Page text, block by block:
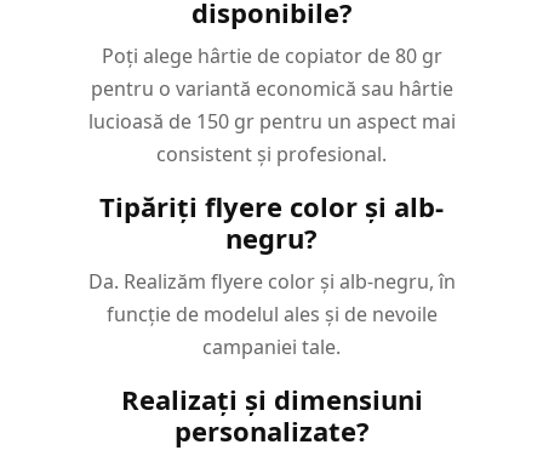
disponibile?
Poți alege hârtie de copiator de 80 gr
pentru o variantă economică sau hârtie
lucioasă de 150 gr pentru un aspect mai
consistent și profesional.
Tipăriți flyere color și alb-
negru?
Da. Realizăm flyere color și alb-negru, în
funcție de modelul ales și de nevoile
campaniei tale.
Realizați și dimensiuni
personalizate?